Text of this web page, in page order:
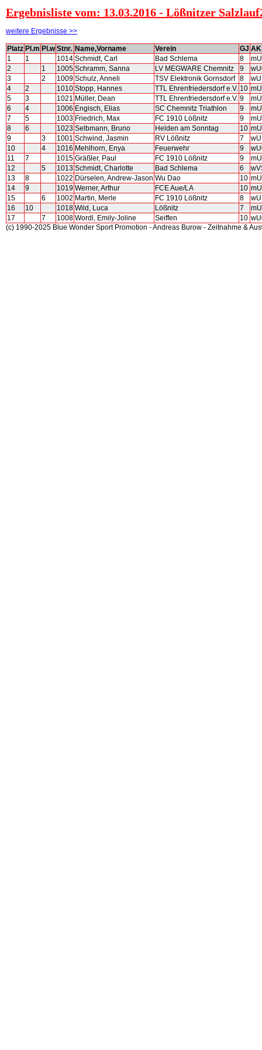
Ergebnisliste vom: 13.03.2016 - Lößnitzer
weitere Ergebnisse >>
Platz Pl.m Pl.w Stnr. Name,Vorname Verein GJ AK
1
1 1014 Schmidt, Carl Bad Schlema 8
2
1 1005 Schramm, Sanna LV MEGWARE Chemnitz 9
3
2 1009 Schulz, Anneli TSV Elektronik Gornsdorf 8
4
2 1010 Stopp, Hannes TTL Ehrenfriedersdorf e.V. 10
5
3 1021 Müller, Dean TTL Ehrenfriedersdorf e.V. 9
6
4 1006 Engisch, Elias SC Chemnitz Triathlon 9
7
5 1003 Friedrich, Max FC 1910 Lößnitz 9
8
6 1023 Selbmann, Bruno Helden am Sonntag 10
9
3 1001 Schwind, Jasmin RV Lößnitz 7
10
4 1016 Mehlhorn, Enya Feuerwehr 9
11
7 1015 Gräßler, Paul FC 1910 Lößnitz 9
12
5 1013 Schmidt, Charlotte Bad Schlema 6
13
8 1022 Dürselen, Andrew-Jason Wu Dao 10
14
9 1019 Werner, Arthur FCE Aue/LA 10
15
6 1002 Martin, Merle FC 1910 Lößnitz 8
16
10 1018 Wild, Luca Lößnitz 7
17
7 1008 Wordl, Emily-Joline Seiffen 10
(c) 1990-2025 Blue Wonder Sport Promotion - Andreas Burow - Zeitnahme &